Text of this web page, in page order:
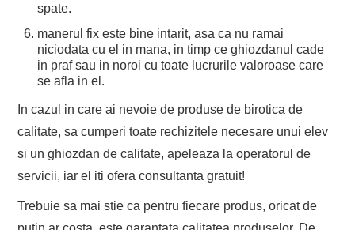
spate.
manerul fix este bine intarit, asa ca nu ramai
niciodata cu el in mana, in timp ce ghiozdanul cade
in praf sau in noroi cu toate lucrurile valoroase care
se afla in el.
In cazul in care ai nevoie de produse de birotica de
calitate, sa cumperi toate rechizitele necesare unui elev
si un ghiozdan de calitate, apeleaza la operatorul de
servicii, iar el iti ofera consultanta gratuit!
Trebuie sa mai stie ca pentru fiecare produs, oricat de